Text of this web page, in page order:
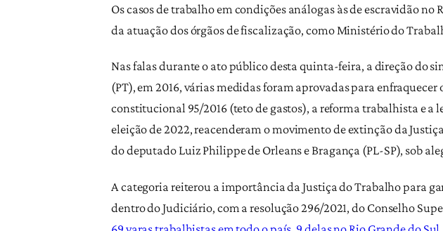
Os casos de trabalho em condições análogas às de escravidão
da atuação dos órgãos de fiscalização, como Ministério do
Nas falas durante o ato público desta quinta-feira, a direção do
(PT), em 2016, várias medidas foram aprovadas para
constitucional 95/2016 (teto de gastos), a reforma trabalhista e a
eleição de 2022, reacenderam o movimento de extinção da
do deputado Luiz Philippe de Orleans e Bragança (PL-SP), sob
A categoria reiterou a importância da Justiça do Trabalho para
dentro do Judiciário, com a resolução 296/2021, do Conselho